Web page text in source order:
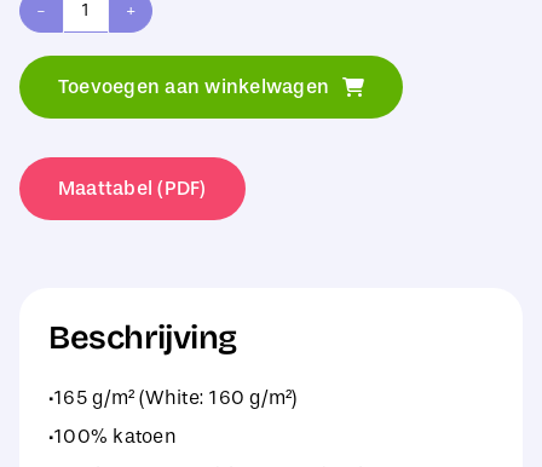
Fruit
Valueweight
V-
Shirt
Toevoegen aan winkelwagen
Maattabel (PDF)
Beschrijving
·165 g/m² (White: 160 g/m²)
·100% katoen